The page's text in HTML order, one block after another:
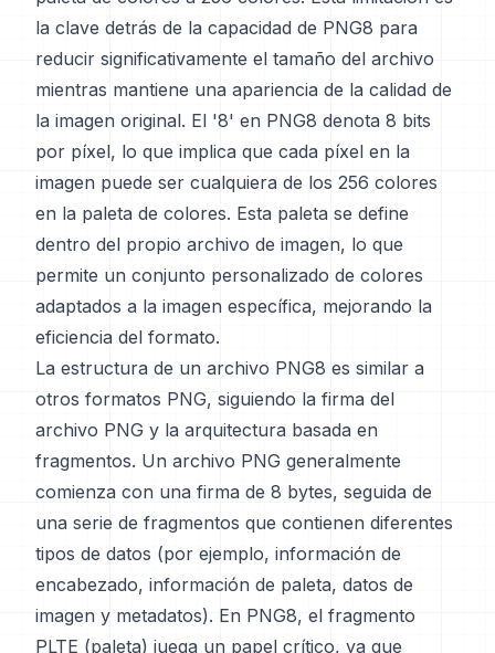
la clave detrás de la capacidad de PNG8 para
reducir significativamente el tamaño del archivo
mientras mantiene una apariencia de la calidad de
la imagen original. El '8' en PNG8 denota 8 bits
por píxel, lo que implica que cada píxel en la
imagen puede ser cualquiera de los 256 colores
en la paleta de colores. Esta paleta se define
dentro del propio archivo de imagen, lo que
permite un conjunto personalizado de colores
adaptados a la imagen específica, mejorando la
eficiencia del formato.
La estructura de un archivo PNG8 es similar a
otros formatos PNG, siguiendo la firma del
archivo PNG y la arquitectura basada en
fragmentos. Un archivo PNG generalmente
comienza con una firma de 8 bytes, seguida de
una serie de fragmentos que contienen diferentes
tipos de datos (por ejemplo, información de
encabezado, información de paleta, datos de
imagen y metadatos). En PNG8, el fragmento
PLTE (paleta) juega un papel crítico, ya que